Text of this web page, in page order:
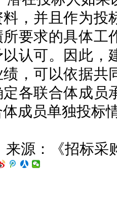
，并且作为投
要求的具体工
以认可。因此，
绩，可以依据共
各联合体成员
成员单独投标
：《招标采